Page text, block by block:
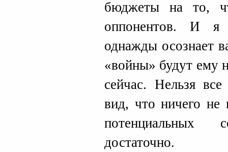
бюджеты на то,
оппонентов. И я
однажды осознает
«войны» будут ему
сейчас. Нельзя
вид, что ничего не
достаточно.